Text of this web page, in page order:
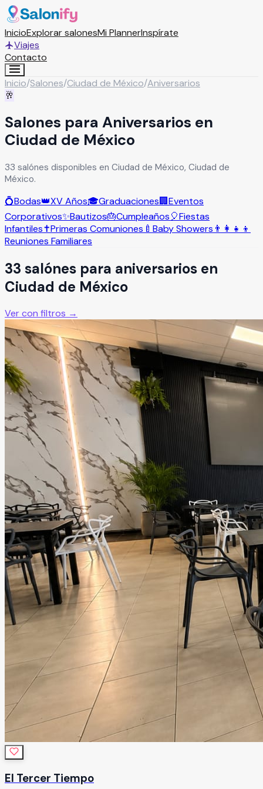
InicioExplorar salonesMi PlannerInspírate
Viajes
Contacto
Inicio/Salones/Ciudad de México/Aniversarios
🥂
Salones para Aniversarios en
Ciudad de México
33 salónes disponibles en Ciudad de México, Ciudad de
México.
💍Bodas👑XV Años🎓Graduaciones🏢Eventos
Corporativos✨Bautizos🎂Cumpleaños🎈Fiestas
Infantiles✝️Primeras Comuniones 🍼 Baby Showers 👨‍👩‍👧‍👦
Reuniones Familiares
33 salónes para aniversarios en
Ciudad de México
Ver con filtros →
El Tercer Tiempo